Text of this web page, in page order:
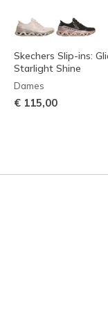
Skechers Slip-ins:
Starlight Shine
Dames
€ 115,00